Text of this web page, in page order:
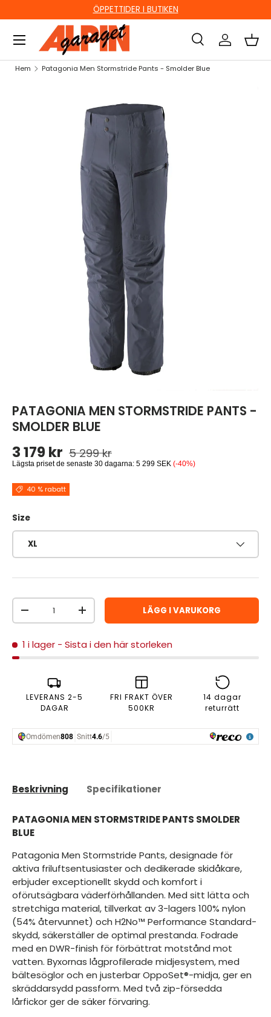
HOPPA TILL INNEHÅLL
ÖPPETTIDER I BUTIKEN
Sök
Sök
Sök Logga inKorg
Hem Patagonia Men Stormstride Pants - Smolder Blue
HOPPA TILL PRODUKTINFORMATION
PATAGONIA MEN STORMSTRIDE PANTS -
SMOLDER BLUE
Reapris
3 179 kr Ordinarie pris
5 299 kr
Lägsta priset de senaste 30 dagarna: 5 299 SEK (-40%)
40 % rabatt
Size
XL
Antal
MINSKA ANTALÖKA ANTAL LÄGG I VARUKORG
1 i lager - Sista i den här storleken
LEVERANS 2-5
DAGAR
FRI FRAKT ÖVER
500KR
14 dagar
returrätt
Beskrivning Specifikationer
PATAGONIA MEN STORMSTRIDE PANTS SMOLDER
BLUE
Patagonia Men Stormstride Pants, designade för
aktiva friluftsentusiaster och dedikerade skidåkare,
erbjuder exceptionellt skydd och komfort i
oförutsägbara väderförhållanden. Med sitt lätta och
stretchiga material, tillverkat av 3-lagers 100% nylon
(54% återvunnet) och H2No™ Performance Standard-
skydd, säkerställer de optimal prestanda. Fodrade
med en DWR-finish för förbättrat motstånd mot
vatten. Byxornas lågprofilerade midjesystem, med
bältesöglor och en justerbar OppoSet®-midja, ger en
skräddarsydd passform. Med två zip-försedda
lårfickor ger de säker förvaring.